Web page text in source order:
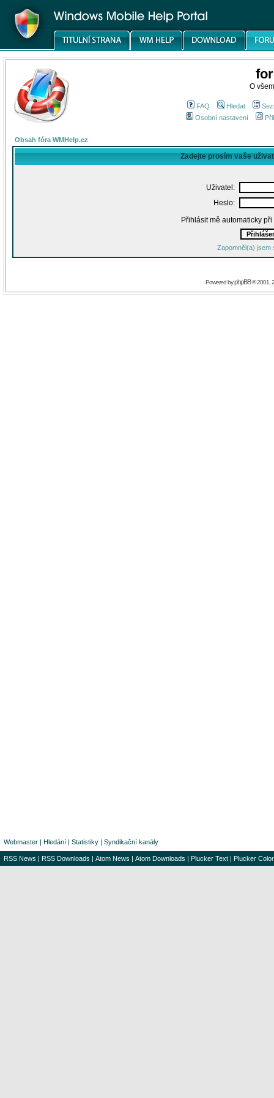
O
FAQ Hledat
Osobní nastavení
Obsah fóra WMHelp.cz
Zadejte prosím vaše
Uživatel:
Heslo:
Přihlásit mě automaticky
Zapomněl(a) jsem
Powered byphpBB© 2001,
Webmaster | Hledání | Statistiky | Syndikační kanály
RSS News | RSS Downloads | Atom News | Atom Downloads | Plucker Text | Plucker Color